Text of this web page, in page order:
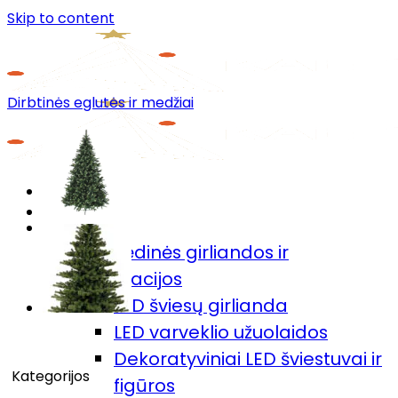
Skip to content
Menu
Prekių katalogas
🎄Kalėdinės girliandos ir
dekoracijos
LED šviesų girlianda
LED varveklio užuolaidos
Dekoratyviniai LED šviestuvai ir
figūros
Dirbtinės eglutės ir medžiai
Kategorijos